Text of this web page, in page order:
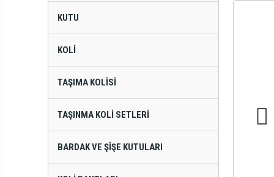
KUTU
KOLI
TAŞIMA KOLISI
TAŞINMA KOLI SETLERI
BARDAK VE ŞIŞE KUTULARI